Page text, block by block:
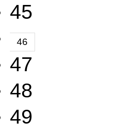
45
46
47
48
49